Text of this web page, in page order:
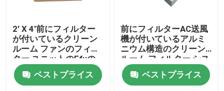
2' X 4'前にフィルター
が付いているクリーン
ルーム ファンのフィル
ター ユニットのFfuの
エネルギー効率欧州共
同体の送風機
ベストプライス
前にフィルターAC送風
機が付いているアルミ
ニウム構造のクリーン
ルーム フィルター シス
テム
ベストプライス